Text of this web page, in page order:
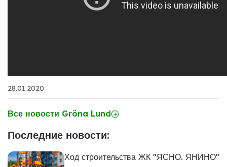
28.01.2020
Все новости Gröna Lund
Последние новости:
Ход строительства ЖК "ЯСНО. ЯНИНО"